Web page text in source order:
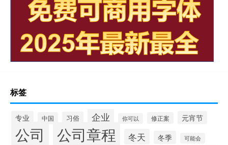
标签
专业 中国 习俗 企业 你可以 修正案 元宵节
公司 公司章程 冬天 冬季 可能会